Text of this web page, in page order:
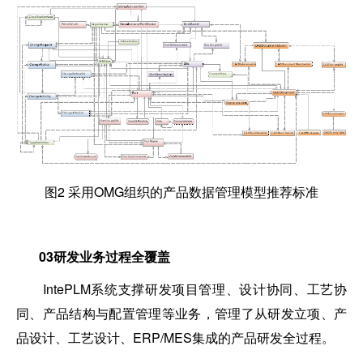
图2 采用OMG组织的产品数据管理模型推荐标准
03研发业务过程全覆盖
IntePLM系统支撑研发项目管理、设计协同、工艺协
同、产品结构与配置管理等业务，管理了从研发立项、产
品设计、工艺设计、ERP/MES集成的产品研发全过程。